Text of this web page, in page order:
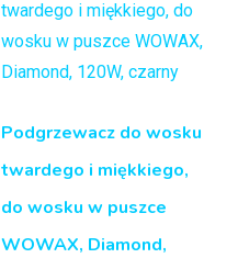
Podgrzewacz do wosku
twardego i miękkiego,
do wosku w puszce
WOWAX, Diamond,